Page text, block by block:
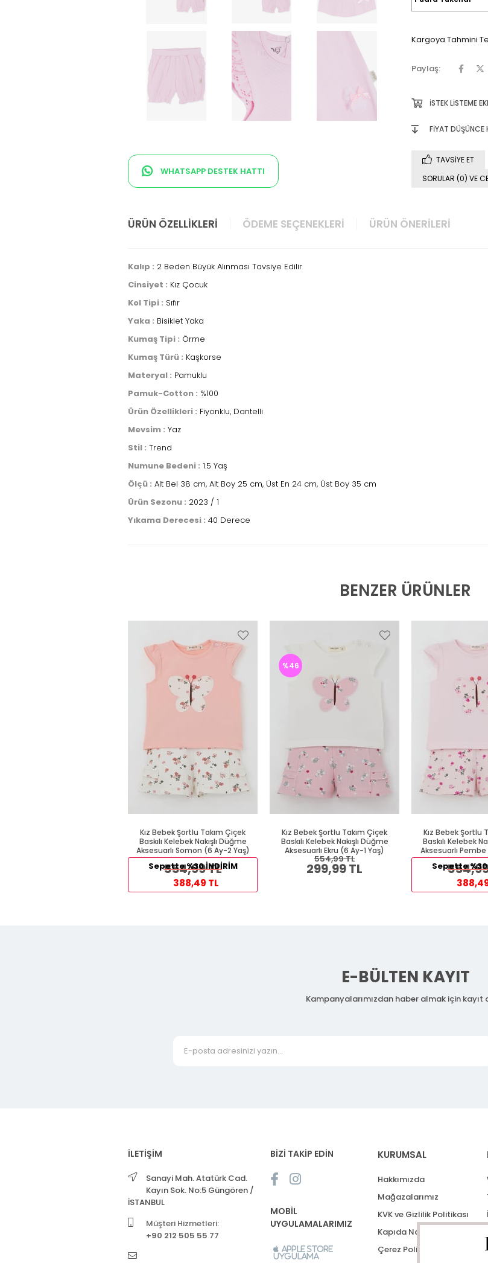
WHATSAPP DESTEK HATTI
Kargoya Tahmini
Paylaş:
İSTEK LISTEME
FIYAT DÜŞÜNCE
TAVSIYE ET
SORULAR (0) VE
ÜRÜN ÖZELLIKLERI ÖDEME SEÇENEKLERI ÜRÜN ÖNERILERI
Kalıp : 2 Beden Büyük Alınması Tavsiye Edilir
Cinsiyet : Kız Çocuk
Kol Tipi : Sıfır
Yaka : Bisiklet Yaka
Kumaş Tipi : Örme
Kumaş Türü : Kaşkorse
Materyal : Pamuklu
Pamuk-Cotton : %100
Ürün Özellikleri : Fiyonklu, Dantelli
Mevsim : Yaz
Stil : Trend
Numune Bedeni : 1.5 Yaş
Ölçü : Alt Bel 38 cm, Alt Boy 25 cm, Üst En 24 cm, Üst Boy 35 cm
Ürün Sezonu : 2023 / 1
Yıkama Derecesi : 40 Derece
BENZER ÜRÜNLER
Kız Bebek Şortlu Takım Çiçek
Baskılı Kelebek Nakışlı Düğme
Aksesuarlı Somon (6 Ay-2 Yaş)
554,99 TL
Sepette %30 İNDİRİM
388,49 TL
Kız Bebek Şortlu Takım Çiçek
Baskılı Kelebek Nakışlı Düğme
Aksesuarlı Ekru (6 Ay-1 Yaş)
299,99 TL
554,99 TL
%46
Kız Bebek Şortlu
Baskılı Kelebek
Aksesuarlı
Sepette %30
E-BÜLTEN KAYIT
Kampanyalarımızdan haber almak için kayıt
İLETİŞİM
Sanayi Mah. Atatürk Cad.
Kayın Sok. No:5 Güngören /
İSTANBUL
Müşteri Hizmetleri:
+90 212 505 55 77
BİZİ TAKİP EDİN
MOBİL
UYGULAMALARIMIZ
Apple Store
Uygulama
KURUMSAL
Hakkımızda
Mağazalarımız
KVK ve Gizlilik Politikası
Kapıda Nakit Ödeme
Çerez Politikası